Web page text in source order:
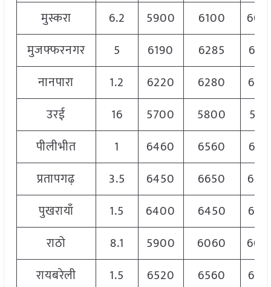
मुस्करा
6.2 5900 6100
मुजफ्फरनगर
5 6190 6285
नानपारा
1.2 6220 6280
उरई
16 5700 5800
पीलीभीत
1 6460 6560
प्रतापगढ़
3.5 6450 6650
पुखरायाँ
1.5 6400 6450
राठो
8.1 5900 6060
रायबरेली
1.5 6520 6560